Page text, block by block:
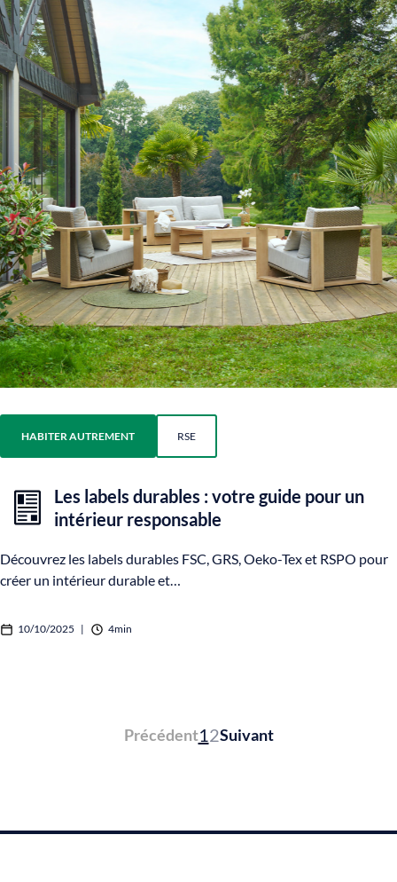
HABITER AUTREMENT RSE
Les labels durables : votre guide pour un
intérieur responsable
Découvrez les labels durables FSC, GRS, Oeko-Tex et RSPO pour
créer un intérieur durable et…
10/10/2025 | 4min
Précédent12Suivant